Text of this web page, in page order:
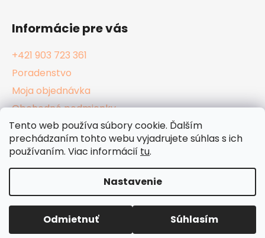
Tento web používa súbory cookie. Ďalším
prechádzaním tohto webu vyjadrujete súhlas s ich
používaním. Viac informácií tu.
Nastavenie
Odmietnuť Súhlasím
Informácie pre vás
+421 903 723 361
Poradenstvo
Moja objednávka
Obchodné podmienky
Reklamačný poriadok
Podmienky ochrany osobných údajov
Vytvoril Shoptet
Copyright 2026
. Všetky práva